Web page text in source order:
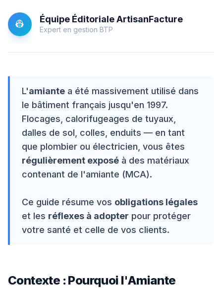
👷 Équipe Éditoriale ArtisanFacture
Expert en gestion BTP
L'amiante a été massivement utilisé dans
le bâtiment français jusqu'en 1997.
Flocages, calorifugeages de tuyaux,
dalles de sol, colles, enduits — en tant
que plombier ou électricien, vous êtes
régulièrement exposé à des matériaux
contenant de l'amiante (MCA).
Ce guide résume vos obligations légales
et les réflexes à adopter pour protéger
votre santé et celle de vos clients.
Contexte : Pourquoi l'Amiante